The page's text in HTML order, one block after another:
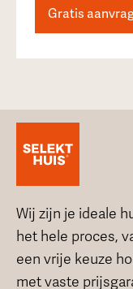
Gratis
Wij zijn je ideale
het hele proces,
een vrije keuze
met vaste